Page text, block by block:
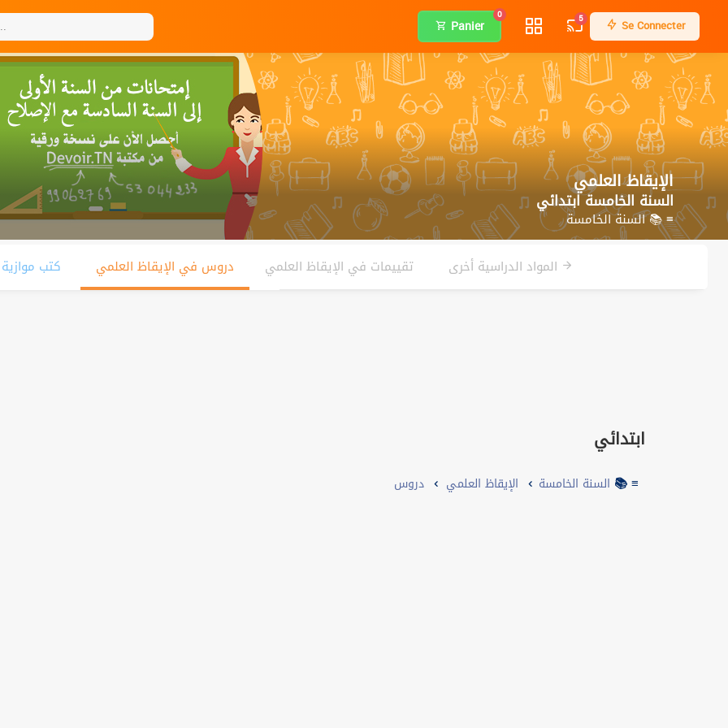
Panier
0 5 Se Connecter
الإيقاظ العلمي
السنة الخامسة ابتدائي
≡ 📚 السنة الخامسة
المواد الدراسية أخرى تقييمات في الإيقاظ العلمي دروس في الإيقاظ العلمي كتب
ابتدائي
≡ 📚 السنة الخامسة الإيقاظ العلمي دروس